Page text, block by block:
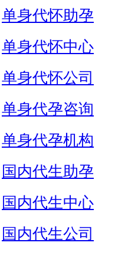
单身代怀助孕
单身代怀中心
单身代怀公司
单身代孕咨询
单身代孕机构
国内代生助孕
国内代生中心
国内代生公司